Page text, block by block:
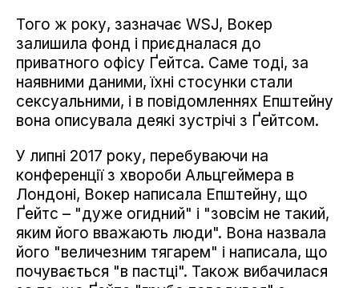
Того ж року, зазначає WSJ, Вокер
залишила фонд і приєдналася до
приватного офісу Ґейтса. Саме тоді, за
наявними даними, їхні стосунки стали
сексуальними, і в повідомленнях Епштейну
вона описувала деякі зустрічі з Ґейтсом.
У липні 2017 року, перебуваючи на
конференції з хвороби Альцгеймера в
Лондоні, Вокер написала Епштейну, що
Ґейтс – "дуже огидний" і "зовсім не такий,
яким його вважають люди". Вона назвала
його "величезним тягарем" і написала, що
почувається "в пастці". Також вибачилася